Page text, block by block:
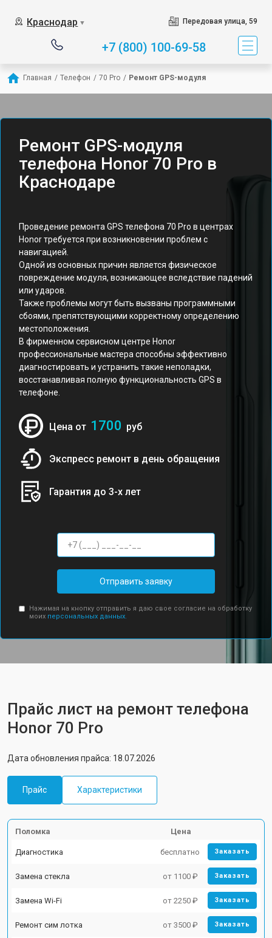
Краснодар ▼ Передовая улица, 59
+7 (800) 100-69-58
Главная / Телефон / 70 Pro / Ремонт GPS-модуля
Ремонт GPS-модуля
телефона Honor 70 Pro в
Краснодаре
Проведение ремонта GPS телефона 70 Pro в центрах
Honor требуется при возникновении проблем с
навигацией.
Одной из основных причин является физическое
повреждение модуля, возникающее вследствие падений
или ударов.
Также проблемы могут быть вызваны программными
сбоями, препятствующими корректному определению
местоположения.
В фирменном сервисном центре Honor
профессиональные мастера способны эффективно
диагностировать и устранить такие неполадки,
восстанавливая полную функциональность GPS в
телефоне.
Цена от 1700 руб
Экспресс ремонт в день обращения
Гарантия до 3-х лет
Отправить заявку
Нажимая на кнопку отправить я даю свое согласие на обработку
моих персональных данных.
Прайс лист на ремонт телефона
Honor 70 Pro
Дата обновления прайса: 18.07.2026
Прайс Характеристики
Поломка Цена
Диагностика бесплатно Заказать
Замена стекла от 1100 ₽ Заказать
Замена Wi-Fi от 2250 ₽ Заказать
Ремонт сим лотка от 3500 ₽ Заказать